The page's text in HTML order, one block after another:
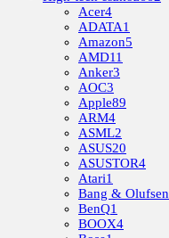
Acer4
ADATA1
Amazon5
AMD11
Anker3
AOC3
Apple89
ARM4
ASML2
ASUS20
ASUSTOR4
Atari1
Bang & Olufsen
BenQ1
BOOX4